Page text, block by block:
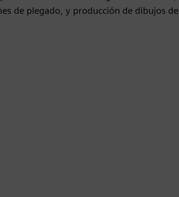
de plegado, y producción de dibujos de